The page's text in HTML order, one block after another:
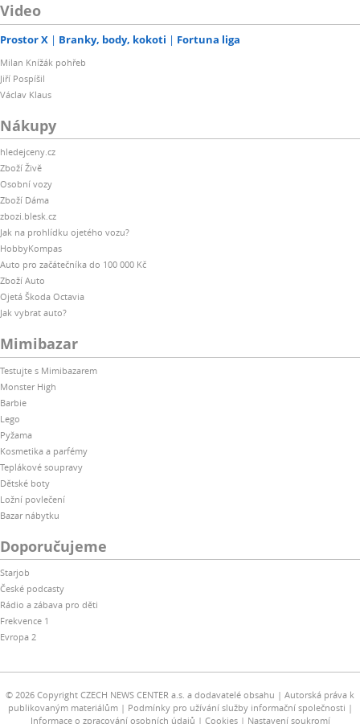
Video
Prostor X Branky, body, kokoti Fortuna liga
Milan Knížák pohřeb
Jiří Pospíšil
Václav Klaus
Nákupy
hledejceny.cz
Zboží Živě
Osobní vozy
Zboží Dáma
zbozi.blesk.cz
Jak na prohlídku ojetého vozu?
HobbyKompas
Auto pro začátečníka do 100 000 Kč
Zboží Auto
Ojetá Škoda Octavia
Jak vybrat auto?
Mimibazar
Testujte s Mimibazarem
Monster High
Barbie
Lego
Pyžama
Kosmetika a parfémy
Teplákové soupravy
Dětské boty
Ložní povlečení
Bazar nábytku
Doporučujeme
Starjob
České podcasty
Rádio a zábava pro děti
Frekvence 1
Evropa 2
© 2026 Copyright CZECH NEWS CENTER a.s. a dodavatelé obsahu
Autorská práva k
publikovaným materiálům
Podmínky pro užívání služby informační společnosti
Informace o zpracování osobních údajů
Cookies Nastavení soukromí